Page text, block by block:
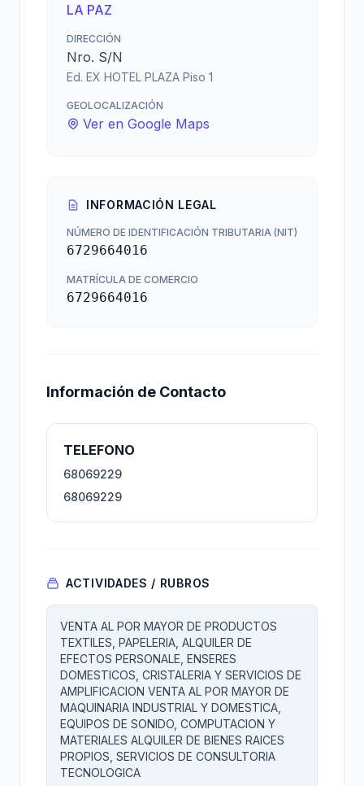
LA PAZ
DIRECCIÓN
Nro. S/N
Ed. EX HOTEL PLAZA Piso 1
GEOLOCALIZACIÓN
Ver en Google Maps
INFORMACIÓN LEGAL
NÚMERO DE IDENTIFICACIÓN TRIBUTARIA (NIT)
6729664016
MATRÍCULA DE COMERCIO
6729664016
Información de Contacto
TELEFONO
68069229
68069229
ACTIVIDADES / RUBROS
VENTA AL POR MAYOR DE PRODUCTOS
TEXTILES, PAPELERIA, ALQUILER DE
EFECTOS PERSONALE, ENSERES
DOMESTICOS, CRISTALERIA Y SERVICIOS DE
AMPLIFICACION VENTA AL POR MAYOR DE
MAQUINARIA INDUSTRIAL Y DOMESTICA,
EQUIPOS DE SONIDO, COMPUTACION Y
MATERIALES ALQUILER DE BIENES RAICES
PROPIOS, SERVICIOS DE CONSULTORIA
TECNOLOGICA